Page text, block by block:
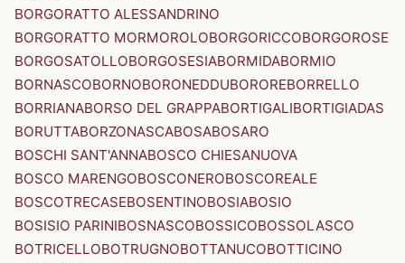
BORGORATTO ALESSANDRINO
BORGORATTO MORMOROLOBORGORICCOBORGOROSE
BORGOSATOLLOBORGOSESIABORMIDABORMIO
BORNASCOBORNOBORONEDDUBOROREBORRELLO
BORRIANABORSO DEL GRAPPABORTIGALIBORTIGIADAS
BORUTTABORZONASCABOSABOSARO
BOSCHI SANT'ANNABOSCO CHIESANUOVA
BOSCO MARENGOBOSCONEROBOSCOREALE
BOSCOTRECASEBOSENTINOBOSIABOSIO
BOSISIO PARINIBOSNASCOBOSSICOBOSSOLASCO
BOTRICELLOBOTRUGNOBOTTANUCOBOTTICINO